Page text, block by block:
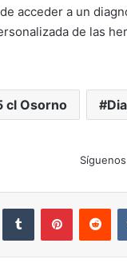
acceder a un
de las
cl Osorno
Síguenos
Tumblr Pinterest